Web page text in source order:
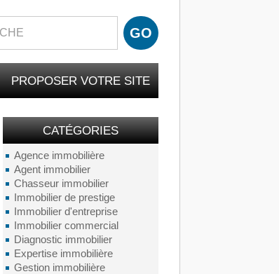
PROPOSER VOTRE SITE
CATÉGORIES
Agence immobilière
Agent immobilier
Chasseur immobilier
Immobilier de prestige
Immobilier d'entreprise
Immobilier commercial
Diagnostic immobilier
Expertise immobilière
Gestion immobilière